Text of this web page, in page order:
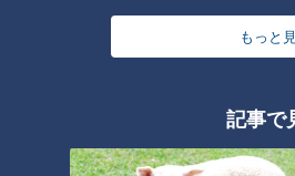
もっと
記事で
栄養不足がもたらす不調「
たんぱく質は、筋肉・内臓・骨・皮